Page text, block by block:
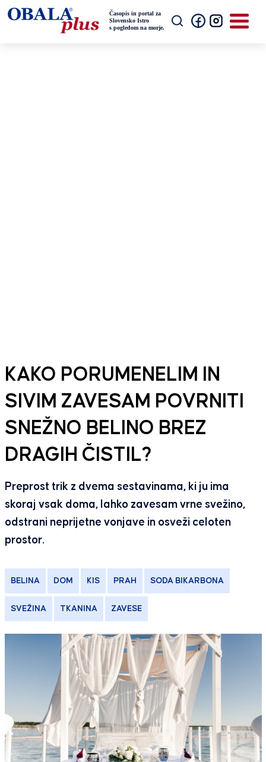
KAKO PORUMENELIM IN
SIVIM ZAVESAM POVRNITI
SNEŽNO BELINO BREZ
DRAGIH ČISTIL?
Preprost trik z dvema sestavinama, ki ju ima
skoraj vsak doma, lahko zavesam vrne svežino,
odstrani neprijetne vonjave in osveži celoten
prostor.
BELINA DOM KIS PRAH SODA BIKARBONA
SVEŽINA TKANINA ZAVESE